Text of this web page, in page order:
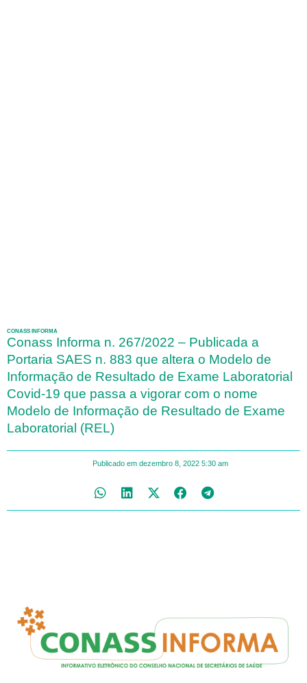
CONASS INFORMA
Conass Informa n. 267/2022 – Publicada a
Portaria SAES n. 883 que altera o Modelo de
Informação de Resultado de Exame Laboratorial
Covid-19 que passa a vigorar com o nome
Modelo de Informação de Resultado de Exame
Laboratorial (REL)
Publicado em dezembro 8, 2022 5:30 am